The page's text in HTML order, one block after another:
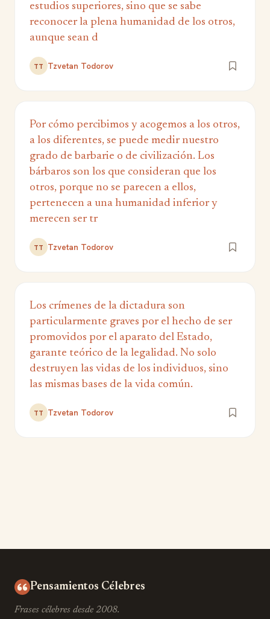
estudios superiores, sino que se sabe
reconocer la plena humanidad de los otros,
aunque sean d
TT Tzvetan Todorov
Por cómo percibimos y acogemos a los otros,
a los diferentes, se puede medir nuestro
grado de barbarie o de civilización. Los
bárbaros son los que consideran que los
otros, porque no se parecen a ellos,
pertenecen a una humanidad inferior y
merecen ser tr
TT Tzvetan Todorov
Los crímenes de la dictadura son
particularmente graves por el hecho de ser
promovidos por el aparato del Estado,
garante teórico de la legalidad. No solo
destruyen las vidas de los individuos, sino
las mismas bases de la vida común.
TT Tzvetan Todorov
Pensamientos Célebres
Frases célebres desde 2008.